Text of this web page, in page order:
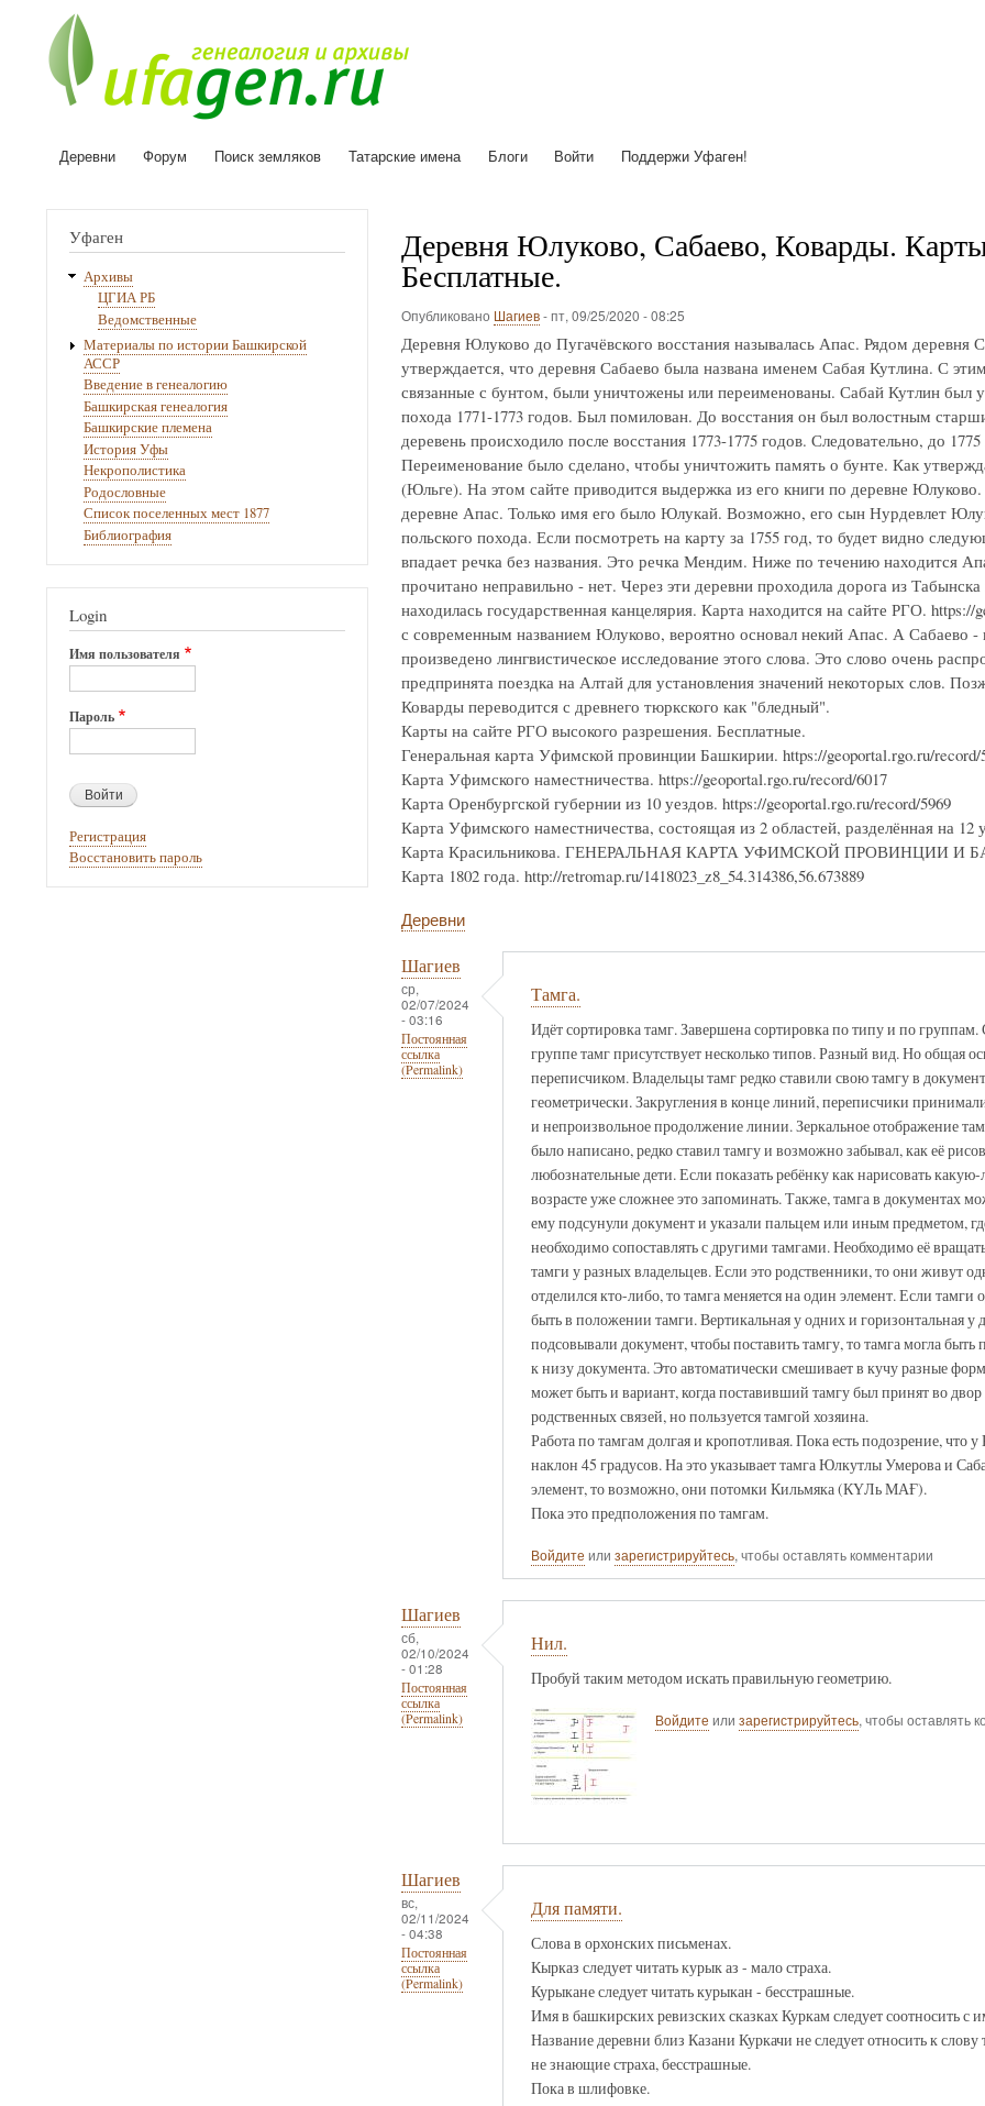
Основная
Деревни Форум Поиск земляков Татарские имена Блоги Войти Поддержи Уфаген!
Деревня Юлуково, Сабаево, Коварды. Карты
Бесплатные.
Опубликовано Шагиев-пт, 09/25/2020 - 08:25
Деревня Юлуково до Пугачёвского восстания называлась Апас. Рядом деревня
утверждается, что деревня Сабаево была названа именем Сабая Кутлина. С
связанные с бунтом, были уничтожены или переименованы. Сабай Кутлин был
похода 1771-1773 годов. Был помилован. До восстания он был волостным
деревень происходило после восстания 1773-1775 годов. Следовательно, до
Переименование было сделано, чтобы уничтожить память о бунте. Как
(Юльге). На этом сайте приводится выдержка из его книги по деревне
деревне Апас. Только имя его было Юлукай. Возможно, его сын Нурдевлет
польского похода. Если посмотреть на карту за 1755 год, то будет видно
впадает речка без названия. Это речка Мендим. Ниже по течению находится
прочитано неправильно - нет. Через эти деревни проходила дорога из
находилась государственная канцелярия. Карта находится на сайте РГО.
с современным названием Юлуково, вероятно основал некий Апас. А Сабаево
произведено лингвистическое исследование этого слова. Это слово очень
предпринята поездка на Алтай для установления значений некоторых слов.
Коварды переводится с древнего тюркского как "бледный".
Карты на сайте РГО высокого разрешения. Бесплатные.
Генеральная карта Уфимской провинции Башкирии. https://geoportal.rgo.ru/record/
Карта Уфимского наместничества. https://geoportal.rgo.ru/record/6017
Карта Оренбургской губернии из 10 уездов. https://geoportal.rgo.ru/record/5969
Карта Уфимского наместничества, состоящая из 2 областей, разделённая на 12
Карта Красильникова. ГЕНЕРАЛЬНАЯ КАРТА УФИМСКОЙ ПРОВИНЦИИ И
Карта 1802 года. http://retromap.ru/1418023_z8_54.314386,56.673889
Деревни
Шагиев
ср,
02/07/2024
- 03:16
Постоянная
ссылка
(Permalink)
Тамга.
Идёт сортировка тамг. Завершена сортировка по типу и по
группе тамг присутствует несколько типов. Разный вид. Но общая
переписчиком. Владельцы тамг редко ставили свою тамгу в
геометрически. Закругления в конце линий, переписчики
и непроизвольное продолжение линии. Зеркальное отображение
было написано, редко ставил тамгу и возможно забывал, как её
любознательные дети. Если показать ребёнку как нарисовать
возрасте уже сложнее это запоминать. Также, тамга в документах
ему подсунули документ и указали пальцем или иным предметом,
необходимо сопоставлять с другими тамгами. Необходимо её
тамги у разных владельцев. Если это родственники, то они живут
отделился кто-либо, то тамга меняется на один элемент. Если
быть в положении тамги. Вертикальная у одних и горизонтальная у
подсовывали документ, чтобы поставить тамгу, то тамга могла
к низу документа. Это автоматически смешивает в кучу разные
может быть и вариант, когда поставивший тамгу был принят во
родственных связей, но пользуется тамгой хозяина.
Работа по тамгам долгая и кропотливая. Пока есть подозрение,
наклон 45 градусов. На это указывает тамга Юлкутлы Умерова и
элемент, то возможно, они потомки Кильмяка (КҮЛь МАҒ).
Пока это предположения по тамгам.
Войдите или зарегистрируйтесь, чтобы оставлять комментарии
Шагиев
сб,
02/10/2024
- 01:28
Постоянная
ссылка
(Permalink)
Нил.
Пробуй таким методом искать правильную геометрию.
Войдите илизарегистрируйтесь, чтобы оставлять
Шагиев
вс,
02/11/2024
- 04:38
Постоянная
ссылка
(Permalink)
Для памяти.
Слова в орхонских письменах.
Кырказ следует читать курык аз - мало страха.
Курыкане следует читать курыкан - бесстрашные.
Имя в башкирских ревизских сказках Куркам следует соотносить
Название деревни близ Казани Куркачи не следует относить к
не знающие страха, бесстрашные.
Пока в шлифовке.
Уфаген
Архивы
ЦГИА РБ
Ведомственные
Материалы по истории Башкирской
АССР
Введение в генеалогию
Башкирская генеалогия
Башкирские племена
История Уфы
Некрополистика
Родословные
Список поселенных мест 1877
Библиография
Login
Имя пользователя
Пароль
Регистрация
Восстановить пароль